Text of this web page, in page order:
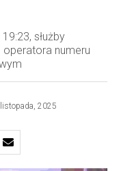
służby
operatora numeru
2025